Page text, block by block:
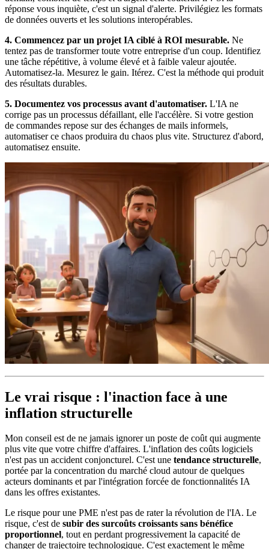
réponse vous inquiète, c'est un signal d'alerte. Privilégiez les formats
de données ouverts et les solutions interopérables.
4. Commencez par un projet IA ciblé à ROI mesurable. Ne
tentez pas de transformer toute votre entreprise d'un coup. Identifiez
une tâche répétitive, à volume élevé et à faible valeur ajoutée.
Automatisez-la. Mesurez le gain. Itérez. C'est la méthode qui produit
des résultats durables.
5. Documentez vos processus avant d'automatiser. L'IA ne
corrige pas un processus défaillant, elle l'accélère. Si votre gestion
de commandes repose sur des échanges de mails informels,
automatiser ce chaos produira du chaos plus vite. Structurez d'abord,
automatisez ensuite.
Le vrai risque : l'inaction face à une
inflation structurelle
Mon conseil est de ne jamais ignorer un poste de coût qui augmente
plus vite que votre chiffre d'affaires. L'inflation des coûts logiciels
n'est pas un accident conjoncturel. C'est une tendance structurelle,
portée par la concentration du marché cloud autour de quelques
acteurs dominants et par l'intégration forcée de fonctionnalités IA
dans les offres existantes.
Le risque pour une PME n'est pas de rater la révolution de l'IA. Le
risque, c'est de subir des surcoûts croissants sans bénéfice
proportionnel, tout en perdant progressivement la capacité de
changer de trajectoire technologique. C'est exactement le même